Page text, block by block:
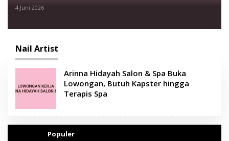
4 Juni 2026
Nail Artist
Arinna Hidayah Salon & Spa Buka
Lowongan, Butuh Kapster hingga
Terapis Spa
Populer